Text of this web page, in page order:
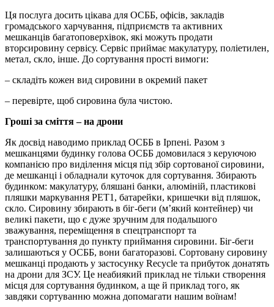
Ця послуга досить цікава для ОСББ, офісів, закладів
громадського харчування, підприємств та активних
мешканців багатоповерхівок, які можуть продати
вторсировину сервісу. Сервіс приймає макулатуру, поліетилен,
метал, скло, інше. До сортування прості вимоги:
– складіть кожен вид сировини в окремий пакет
– перевірте, щоб сировина була чистою.
Гроші за сміття – на дрони
Як досвід наводимо приклад ОСББ в Ірпені. Разом з
мешканцями будинку голова ОСББ домовилася з керуючою
компанією про виділення місця під збір сортованої сировини,
де мешканці і обладнали куточок для сортування. Збирають
будинком: макулатуру, бляшані банки, алюміній, пластикові
пляшки маркування PET1, батарейки, кришечки від пляшок,
скло. Сировину збирають в біг-беги (м’який контейнер) чи
великі пакети, що є дуже зручним для подальшого
зважування, переміщення в спецтранспорт та
транспортування до пункту приймання сировини. Біг-беги
залишаються у ОСББ, вони багаторазові. Сортовану сировину
мешканці продають у застосунку Recycle та прибуток донатять
на дрони для ЗСУ. Це неабиякий приклад не тільки створення
місця для сортування будинком, а ще й приклад того, як
завдяки сортуванню можна допомагати нашим воїнам!